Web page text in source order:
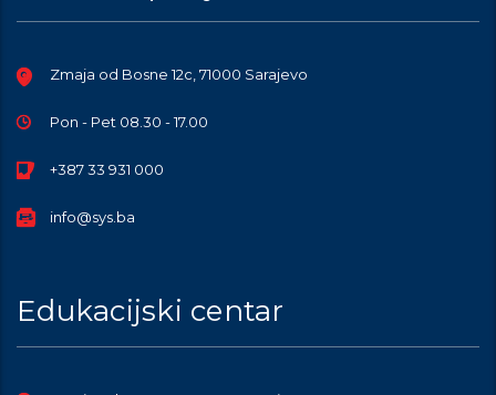
Zmaja od Bosne 12c, 71000 Sarajevo
Pon - Pet 08.30 - 17.00
+387 33 931 000
info@sys.ba
Edukacijski centar